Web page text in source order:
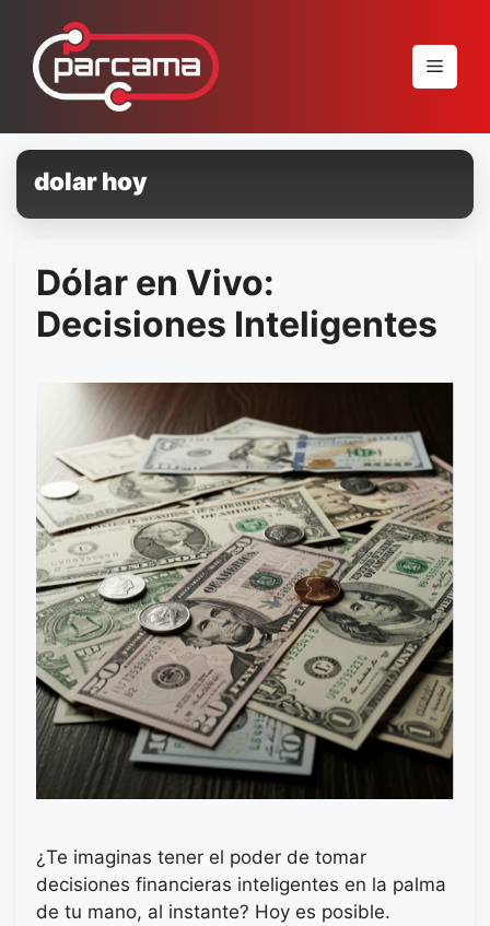
conteúdo
Menu
dolar hoy
Dólar en Vivo:
Decisiones Inteligentes
¿Te imaginas tener el poder de tomar
decisiones financieras inteligentes en la palma
de tu mano, al instante? Hoy es posible.